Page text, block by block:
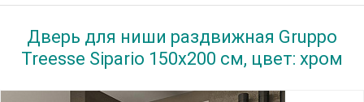
Дверь для ниши раздвижная Gruppo
Treesse Sipario 150х200 см, цвет: хром